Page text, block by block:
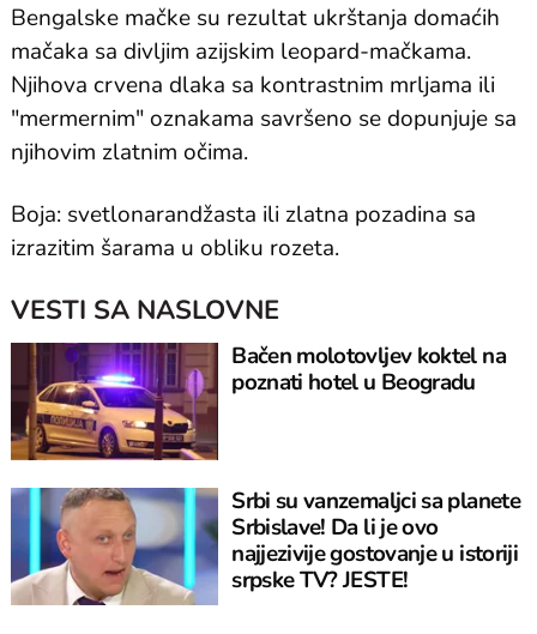
Bengalske mačke su rezultat ukrštanja domaćih
mačaka sa divljim azijskim leopard-mačkama.
Njihova crvena dlaka sa kontrastnim mrljama ili
"mermernim" oznakama savršeno se dopunjuje sa
njihovim zlatnim očima.
Boja: svetlonarandžasta ili zlatna pozadina sa
izrazitim šarama u obliku rozeta.
VESTI SA NASLOVNE
Bačen molotovljev koktel na
poznati hotel u Beogradu
Srbi su vanzemaljci sa planete
Srbislave! Da li je ovo
najjezivije gostovanje u istoriji
srpske TV? JESTE!